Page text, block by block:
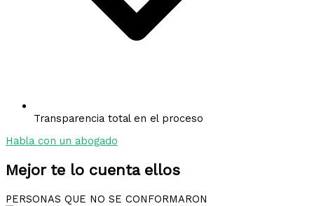
Transparencia total en el proceso
Habla con un abogado
Mejor te lo cuenta ellos
PERSONAS QUE NO SE CONFORMARON